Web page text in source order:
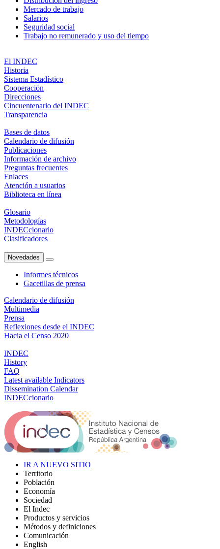
Mercado de trabajo
Salarios
Seguridad social
Trabajo no remunerado y uso del tiempo
El INDEC
Historia
Sistema Estadístico
Cooperación
Direcciones
Cincuentenario del INDEC
Transparencia
Bases de datos
Calendario de difusión
Publicaciones
Información de archivo
Preguntas frecuentes
Enlaces
Atención a usuarios
Biblioteca en línea
Glosario
Metodologías
INDECcionario
Clasificadores
Novedades
Informes técnicos
Gacetillas de prensa
Calendario de difusión
Multimedia
Prensa
Reflexiones desde el INDEC
Hacia el Censo 2020
INDEC
History
FAQ
Latest available Indicators
Dissemination Calendar
INDECcionario
IR A NUEVO SITIO
Territorio
Población
Economía
Sociedad
El Indec
Productos y servicios
Métodos y definiciones
Comunicación
English